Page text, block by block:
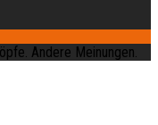
Andere Meinungen.